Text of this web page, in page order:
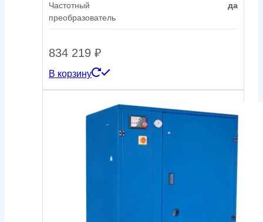
Частотный
преобразователь
да
834 219 ₽
В корзину